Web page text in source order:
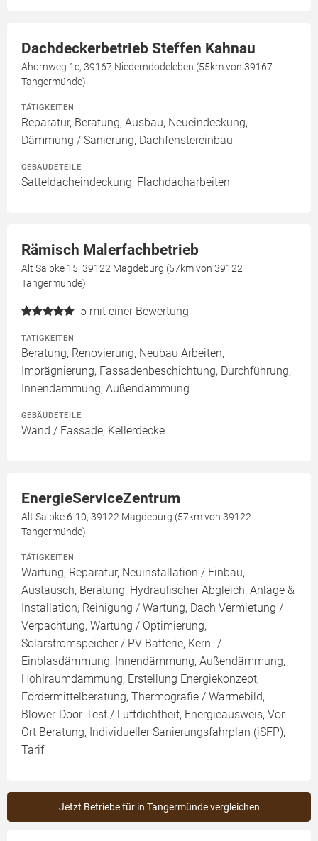
Dachdeckerbetrieb Steffen Kahnau
Ahornweg 1c, 39167 Niederndodeleben (55km von 39167
Tangermünde)
TÄTIGKEITEN
Reparatur, Beratung, Ausbau, Neueindeckung,
Dämmung / Sanierung, Dachfenstereinbau
GEBÄUDETEILE
Satteldacheindeckung, Flachdacharbeiten
Rämisch Malerfachbetrieb
Alt Salbke 15, 39122 Magdeburg (57km von 39122
Tangermünde)
5 mit einer Bewertung
TÄTIGKEITEN
Beratung, Renovierung, Neubau Arbeiten,
Imprägnierung, Fassadenbeschichtung, Durchführung,
Innendämmung, Außendämmung
GEBÄUDETEILE
Wand / Fassade, Kellerdecke
EnergieServiceZentrum
Alt Salbke 6-10, 39122 Magdeburg (57km von 39122
Tangermünde)
TÄTIGKEITEN
Wartung, Reparatur, Neuinstallation / Einbau,
Austausch, Beratung, Hydraulischer Abgleich, Anlage &
Installation, Reinigung / Wartung, Dach Vermietung /
Verpachtung, Wartung / Optimierung,
Solarstromspeicher / PV Batterie, Kern- /
Einblasdämmung, Innendämmung, Außendämmung,
Hohlraumdämmung, Erstellung Energiekonzept,
Fördermittelberatung, Thermografie / Wärmebild,
Blower-Door-Test / Luftdichtheit, Energieausweis, Vor-
Ort Beratung, Individueller Sanierungsfahrplan (iSFP),
Tarif
Jetzt Betriebe für in Tangermünde vergleichen